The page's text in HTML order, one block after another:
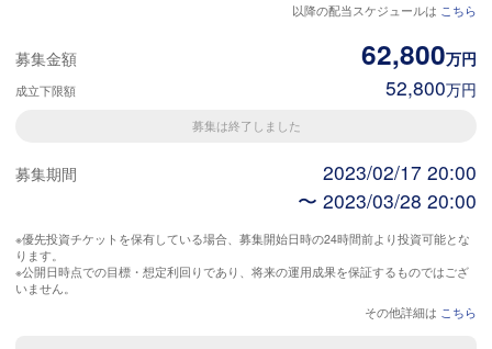
以降の配当スケジュールは こちら
募集金額 62,800万円
成立下限額 52,800万円
募集は終了しました
募集期間
2023/02/17 20:00
〜 2023/03/28 20:00
※優先投資チケットを保有している場合、募集開始日時の24時間前より投資可能とな
ります。
※公開日時点での目標・想定利回りであり、将来の運用成果を保証するものではござ
いません。
その他詳細は こちら